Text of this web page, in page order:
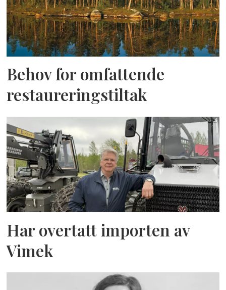
Behov for omfattende
restaureringstiltak
Har overtatt importen av
Vimek